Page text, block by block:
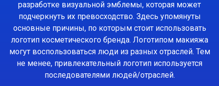
разработке визуальной эмблемы, которая может
подчеркнуть их превосходство. Здесь упомянуты
основные причины, по которым стоит использовать
логотип косметического бренда. Логотипом макияжа
могут воспользоваться люди из разных отраслей. Тем
не менее, привлекательный логотип используется
последователями людей/отраслей.